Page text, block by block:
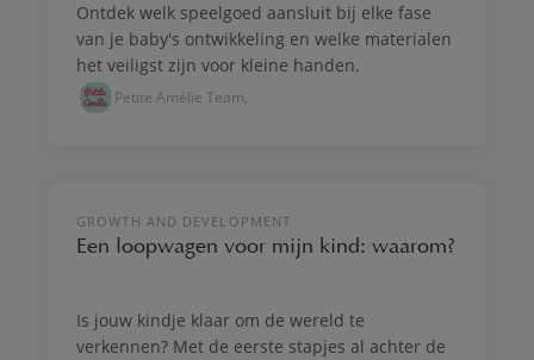
Ontdek welk speelgoed aansluit bij elke fase
van je baby's ontwikkeling en welke materialen
het veiligst zijn voor kleine handen.
Petite Amélie Team,
GROWTH AND DEVELOPMENT
Een loopwagen voor mijn kind: waarom?
Is jouw kindje klaar om de wereld te
verkennen? Met de eerste stapjes al achter de